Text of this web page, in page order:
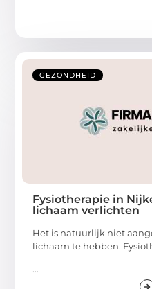
GEZONDHEID
Fysiotherapie in
lichaam verlichten
Het is natuurlijk niet
lichaam te hebben.
...